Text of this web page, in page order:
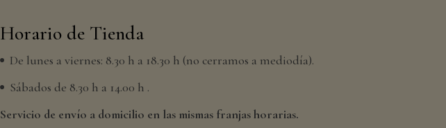
Horario de Tienda
De lunes a viernes: 8.30 h a 18.30 h (no cerramos a mediodía).
Sábados de 8.30 h a 14.00 h .
Servicio de envío a domicilio en las mismas franjas horarias.